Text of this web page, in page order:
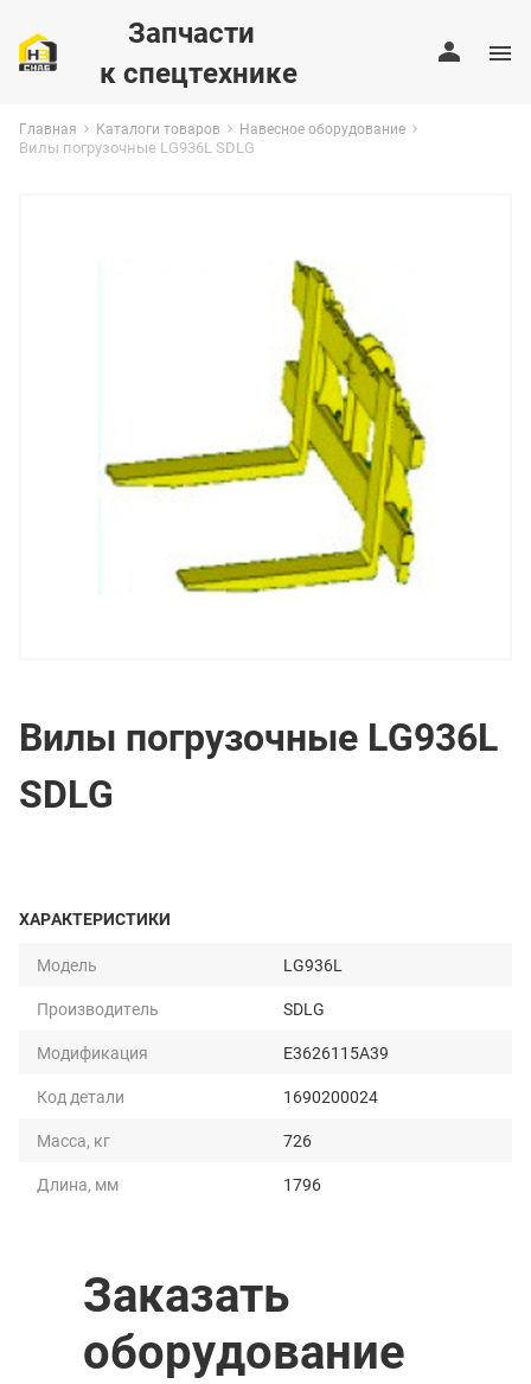
Запчасти
к спецтехнике
Главная Каталоги товаров Навесное оборудование
Вилы погрузочные LG936L SDLG
Вилы погрузочные LG936L
SDLG
ХАРАКТЕРИСТИКИ
Модель
LG936L
Производитель
SDLG
Модификация
E3626115A39
Код детали
1690200024
Масса, кг
726
Длина, мм
1796
Высота, мм
Длина рабочей
поверхности, мм
Заказать
оборудование